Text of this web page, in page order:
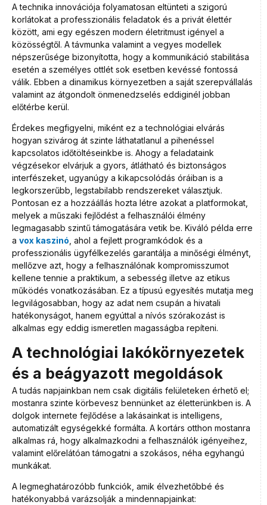
A technika innovációja folyamatosan eltünteti a szigorú
korlátokat a professzionális feladatok és a privát élettér
között, ami egy egészen modern életritmust igényel a
közösségtől. A távmunka valamint a vegyes modellek
népszerűsége bizonyította, hogy a kommunikáció stabilitása
esetén a személyes ottlét sok esetben kevéssé fontossá
válik. Ebben a dinamikus környezetben a saját szerepvállalás
valamint az átgondolt önmenedzselés eddiginél jobban
előtérbe kerül.
Érdekes megfigyelni, miként ez a technológiai elvárás
hogyan szivárog át szinte láthatatlanul a pihenéssel
kapcsolatos időtöltéseinkbe is. Ahogy a feladataink
végzésekor elvárjuk a gyors, átlátható és biztonságos
interfészeket, ugyanúgy a kikapcsolódás óráiban is a
legkorszerűbb, legstabilabb rendszereket választjuk.
Pontosan ez a hozzáállás hozta létre azokat a platformokat,
melyek a műszaki fejlődést a felhasználói élmény
legmagasabb szintű támogatására vetik be. Kiváló példa erre
a vox kaszinó , ahol a fejlett programkódok és a
professzionális ügyfélkezelés garantálja a minőségi élményt,
mellőzve azt, hogy a felhasználónak kompromisszumot
kellene tennie a praktikum, a sebesség illetve az etikus
működés vonatkozásában. Ez a típusú egyesítés mutatja meg
legvilágosabban, hogy az adat nem csupán a hivatali
hatékonyságot, hanem egyúttal a nívós szórakozást is
alkalmas egy eddig ismeretlen magasságba repíteni.
A technológiai lakókörnyezetek
és a beágyazott megoldások
A tudás napjainkban nem csak digitális felületeken érhető el;
mostanra szinte körbevesz bennünket az életterünkben is. A
dolgok internete fejlődése a lakásainkat is intelligens,
automatizált egységekké formálta. A kortárs otthon mostanra
alkalmas rá, hogy alkalmazkodni a felhasználók igényeihez,
valamint előrelátóan támogatni a szokásos, néha egyhangú
munkákat.
A legmeghatározóbb funkciók, amik élvezhetőbbé és
hatékonyabbá varázsolják a mindennapjainkat: